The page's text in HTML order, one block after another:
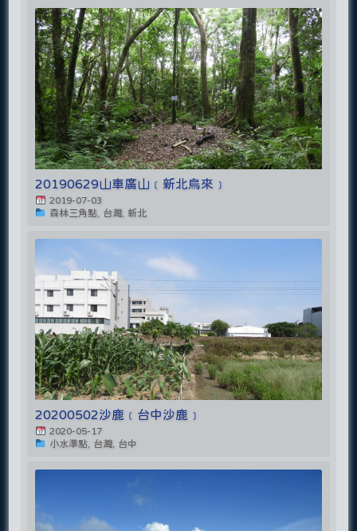
20190629山車廣山﹝新北烏來﹞
2019-07-03
森林三角點, 台灣, 新北
20200502沙鹿﹝台中沙鹿﹞
2020-05-17
小水準點, 台灣, 台中